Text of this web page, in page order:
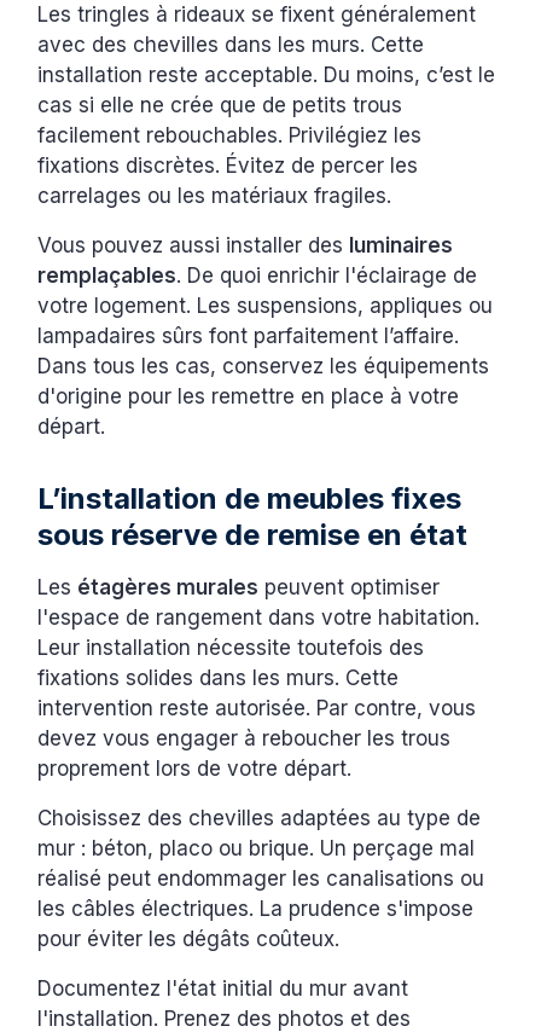
Les tringles à rideaux se fixent généralement
avec des chevilles dans les murs. Cette
installation reste acceptable. Du moins, c’est le
cas si elle ne crée que de petits trous
facilement rebouchables. Privilégiez les
fixations discrètes. Évitez de percer les
carrelages ou les matériaux fragiles.
Vous pouvez aussi installer des luminaires
remplaçables. De quoi enrichir l'éclairage de
votre logement. Les suspensions, appliques ou
lampadaires sûrs font parfaitement l’affaire.
Dans tous les cas, conservez les équipements
d'origine pour les remettre en place à votre
départ.
L’installation de meubles fixes
sous réserve de remise en état
Les étagères murales peuvent optimiser
l'espace de rangement dans votre habitation.
Leur installation nécessite toutefois des
fixations solides dans les murs. Cette
intervention reste autorisée. Par contre, vous
devez vous engager à reboucher les trous
proprement lors de votre départ.
Choisissez des chevilles adaptées au type de
mur : béton, placo ou brique. Un perçage mal
réalisé peut endommager les canalisations ou
les câbles électriques. La prudence s'impose
pour éviter les dégâts coûteux.
Documentez l'état initial du mur avant
l'installation. Prenez des photos et des